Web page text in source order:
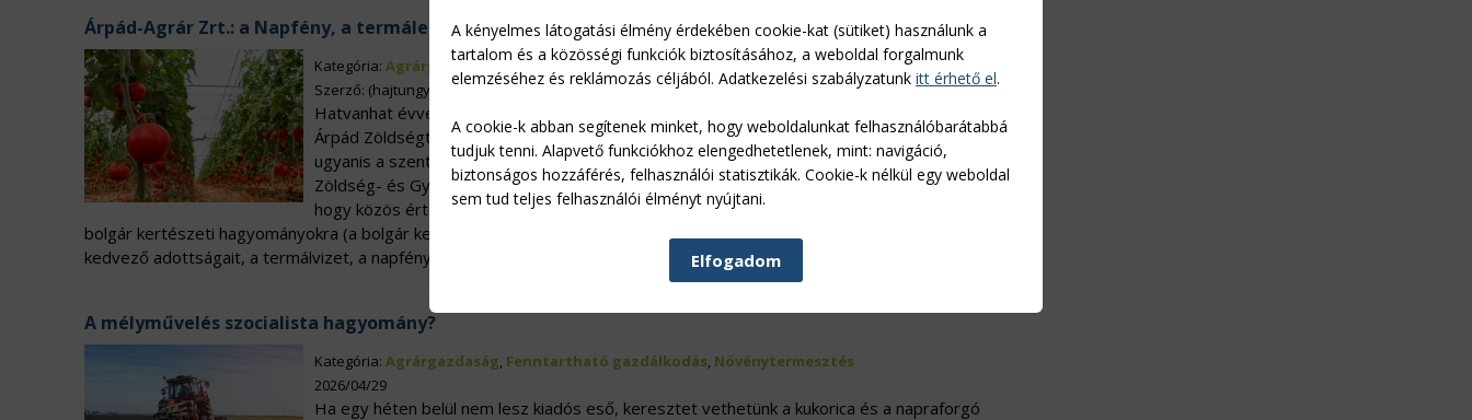
Árpád-Agrár Zrt.: a Napfény, a termálenergia és a szakértelem fellegvára
Kategória: Agrárgazdaság,Növénytermesztés
Szerző: (hajtungy), 2026/05/08
Hatvanhat évvel ezelőtt, január 27.-én alakult meg az Árpád-Agrár Zrt. jogelőd szervezete, az
Árpád Zöldségtermelő Szövetkezet. A szövetkezet megalakításának már volt előzménye,
ugyanis a szentesi kertészek 1957 januárjában önként hozták létre a Szentes és Vidéke
Zöldség- és Gyümölcs Termelő és Értékesítő Szakszövetkezetet. Mindezt annak érdekében,
hogy közös értékesítéssel erősítsék pozíciójukat a primőr zöldségpiacon. Ez a lépés a helyi
bolgár kertészeti hagyományokra (a bolgár kertészek 1875-ös betelepülésére emlékezve) épült, kihasználva Szentes
kedvező adottságait, a termálvizet, a napfényt és a termőtalajt.
A mélyművelés szocialista hagyomány?
Kategória: Agrárgazdaság, Fenntartható gazdálkodás, Növénytermesztés
2026/04/29
Ha egy héten belül nem lesz kiadós eső, keresztet vethetünk a kukorica és a napraforgó
A kényelmes látogatási élmény érdekében cookie-kat (sütiket) használunk a
tartalom és a közösségi funkciók biztosításához, a weboldal forgalmunk
elemzéséhez és reklámozás céljából. Adatkezelési szabályzatunk itt érhető el.
A cookie-k abban segítenek minket, hogy weboldalunkat felhasználóbarátabbá
tudjuk tenni. Alapvető funkciókhoz elengedhetetlenek, mint: navigáció,
biztonságos hozzáférés, felhasználói statisztikák. Cookie-k nélkül egy weboldal
sem tud teljes felhasználói élményt nyújtani.
Elfogadom